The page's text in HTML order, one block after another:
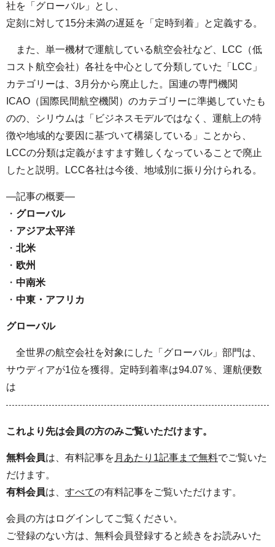
社を「グローバル」とし、
定刻に対して15分未満の遅延を「定時到着」と定義する。
また、単一機材で運航している航空会社など、LCC（低
コスト航空会社）各社を中心として分類していた「LCC」
カテゴリーは、3月分から廃止した。国連の専門機関
ICAO（国際民間航空機関）のカテゴリーに準拠していたも
のの、シリウムは「ビジネスモデルではなく、運航上の特
徴や地域的な要因に基づいて構築している」ことから、
LCCの分類は定義がますます難しくなっていることで廃止
したと説明。LCC各社は今後、地域別に振り分けられる。
—記事の概要—
・ グローバル
・ アジア太平洋
・ 北米
・ 欧州
・ 中南米
・ 中東・アフリカ
グローバル
全世界の航空会社を対象にした「グローバル」部門は、
サウディアが1位を獲得。定時到着率は94.07％、運航便数
は
これより先は会員の方のみご覧いただけます。
無料会員は、有料記事を 月あたり1記事まで無料でご覧いた
だけます。
有料会員は、 すべての有料記事をご覧いただけます。
会員の方はログインしてご覧ください。
ご登録のない方は、無料会員登録すると続きをお読みいた